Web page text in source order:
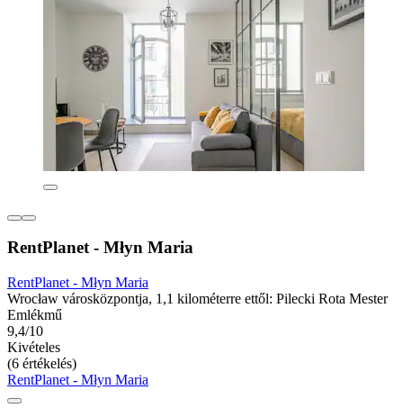
RentPlanet - Młyn Maria
RentPlanet - Młyn Maria
Wrocław városközpontja, 1,1 kilométerre ettől: Pilecki Rota Mester
Emlékmű
9,4/10
Kivételes
(6 értékelés)
RentPlanet - Młyn Maria